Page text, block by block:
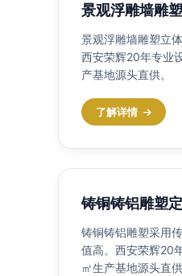
景观浮雕墙雕塑
景观浮雕墙雕塑立
西安荣辉20年专业
产基地源头直供。
了解详情
铸铜铸铝雕塑
铸铜铸铝雕塑采用
值高。西安荣辉20
㎡生产基地源头直供